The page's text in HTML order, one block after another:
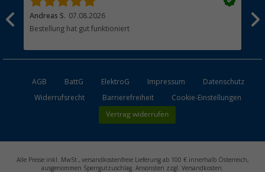
Andreas S. 07.08.2026
Bestellung hat gut funktioniert
AGB BattG ElektroG Impressum
Datenschutz
Widerrufsrecht
Barrierefreiheit Cookie-Einstellungen
Vertrag widerrufen
Alle Preise inkl. MwSt., versandkostenfreie Lieferung ab 100 € innerhalb Österreich,
ausgenommen Sperrgutzuschlag. Ansonsten zzgl. Versandkosten.